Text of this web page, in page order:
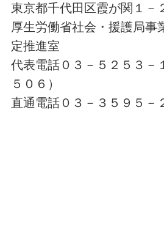
東京都千代田区霞が関１－
厚生労働省社会・援護局事
定推進室
代表電話０３－５２５３－
５０６）
直通電話０３－３５９５－